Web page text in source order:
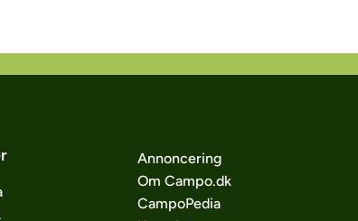
Annoncering
Om Campo.dk
CampoPedia